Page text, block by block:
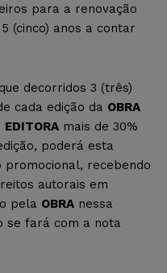
para a renovação
(cinco) anos a contar
decorridos 3 (três)
cada edição da OBRA
EDITORA mais de 30%
poderá esta
recebendo
autorais em
pela OBRA nessa
se fará com a nota